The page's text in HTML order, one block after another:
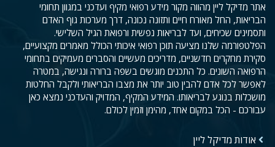
אתר מדיקל ליין מהווה מקור מידע רפואי מקיף ועדכני במגוון תחומי
הבריאות, החל מאורח חיים ותזונה נכונה, דרך מערכות גוף האדם
ותסמינים שכיחים, ועד לבריאות נפשית ורפואת הגיל השלישי.
הפלטפורמה שלנו מציעה תוכן רפואי איכותי הכולל מאמרים מקצועיים,
סקירת מחקרים חדשניים, מדריכים מעשיים והסברים מעמיקים בתחומי
הרפואה השונים. כל התכנים מוגשים בשפה ברורה ונגישה, במטרה
לאפשר לכל אדם להבין טוב יותר את מצבו הבריאותי ולקבל החלטות
מושכלות בנוגע לבריאותו. המידע המקיף, המדויק והעדכני נמצא כאן
עבורכם - הכל במקום אחד, מהימן וזמין לכולם.
אודות מדיקל ליין